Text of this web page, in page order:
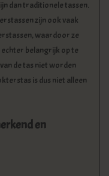
dan traditionele tassen.
zijn ook vaak
waardoor ze
belangrijk op te
de tas niet worden
is dus niet alleen
en